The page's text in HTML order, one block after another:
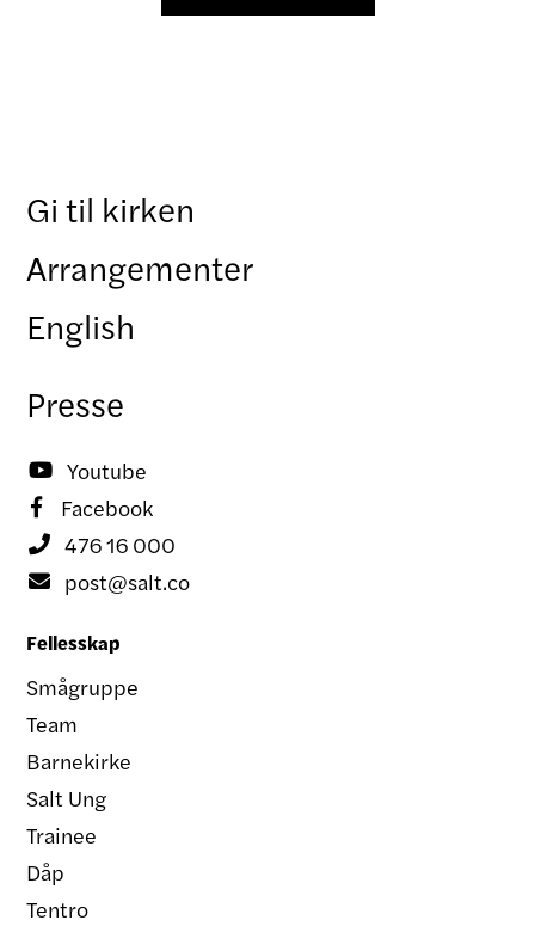
Gi til kirken
Arrangementer
English
Presse
 Youtube
 Facebook
 476 16 000
 post@salt.co
Fellesskap
Smågruppe
Team
Barnekirke
Salt Ung
Trainee
Dåp
Tentro